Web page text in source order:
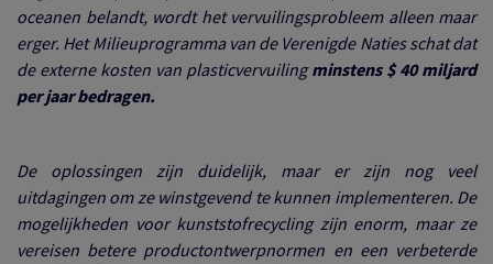
oceanen belandt, wordt het vervuilingsprobleem alleen maar
erger. Het Milieuprogramma van de Verenigde Naties schat dat
de externe kosten van plasticvervuilingminstens $ 40 miljard
per jaar bedragen.
De oplossingen zijn duidelijk, maar er zijn nog veel
uitdagingen om ze winstgevend te kunnen implementeren. De
mogelijkheden voor kunststofrecycling zijn enorm, maar ze
vereisen betere productontwerpnormen en een verbeterde